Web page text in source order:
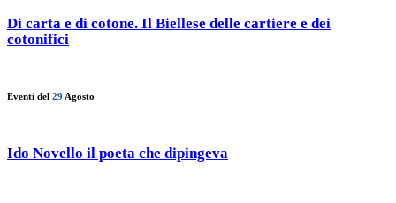
Di carta e di cotone. Il Biellese delle cartiere e dei
cotonifici
Eventi del 29 Agosto
Ido Novello il poeta che dipingeva